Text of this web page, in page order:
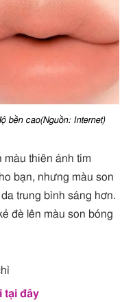
bền cao(Nguồn: Internet)
màu thiên ánh tím
bạn, nhưng màu son
trung bình sáng hơn.
đè lên màu son bóng
tại đây